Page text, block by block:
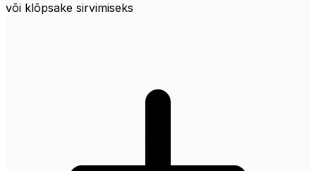
või klõpsake sirvimiseks